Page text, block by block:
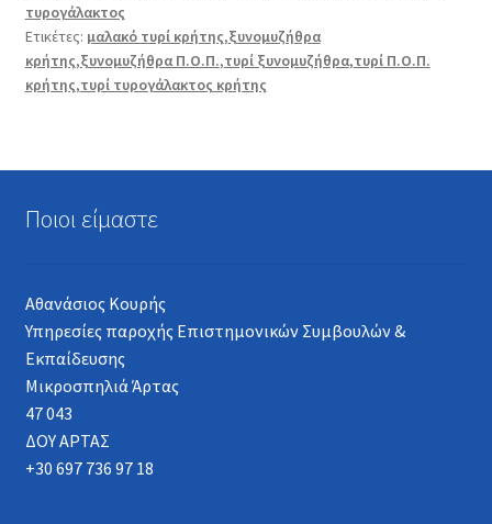
τυρογάλακτος
Ετικέτες: μαλακό τυρί κρήτης,ξυνομυζήθρα
κρήτης,ξυνομυζήθρα Π.Ο.Π.,τυρί ξυνομυζήθρα,τυρί Π.Ο.Π.
κρήτης,τυρί τυρογάλακτος κρήτης
Ποιοι είμαστε
Αθανάσιος Κουρής
Υπηρεσίες παροχής Επιστημονικών Συμβουλών &
Εκπαίδευσης
Μικροσπηλιά Άρτας
47 043
ΔΟΥ ΑΡΤΑΣ
+30 697 736 97 18